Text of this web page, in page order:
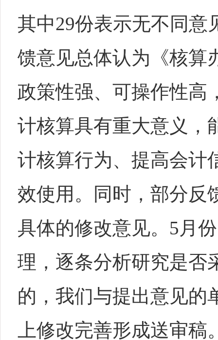
其中29份表示无不同意
馈意见总体认为《核算
政策性强、可操作性高
计核算具有重大意义，
计核算行为、提高会计
效使用。同时，部分反
具体的修改意见。5月
理，逐条分析研究是否
的，我们与提出意见的
上修改完善形成送审